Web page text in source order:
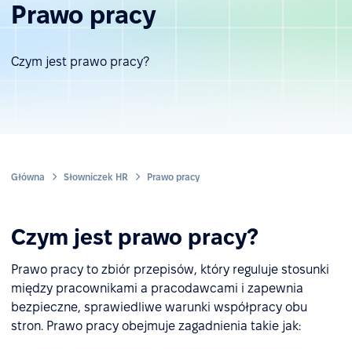
Prawo pracy
Czym jest prawo pracy?
Główna Słowniczek HR Prawo pracy
Czym jest prawo pracy?
Prawo pracy to zbiór przepisów, który reguluje stosunki
między pracownikami a pracodawcami i zapewnia
bezpieczne, sprawiedliwe warunki współpracy obu
stron. Prawo pracy obejmuje zagadnienia takie jak: